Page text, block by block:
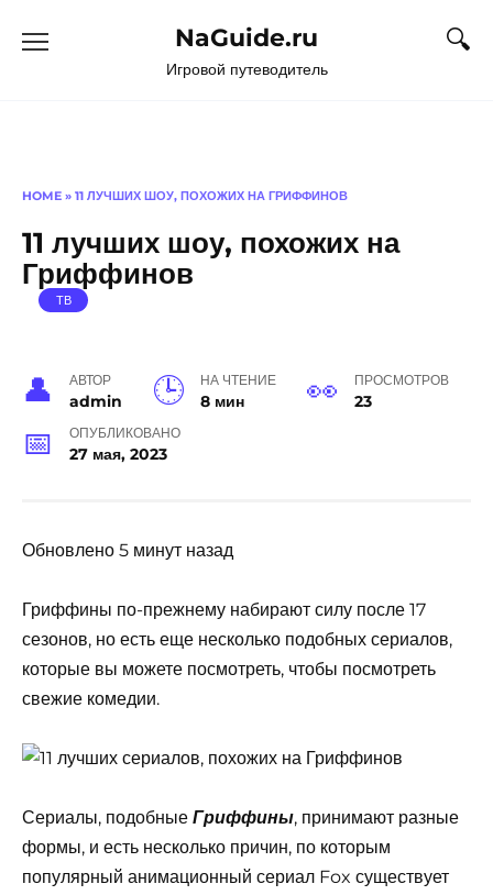
NaGuide.ru
Игровой путеводитель
HOME » 11 ЛУЧШИХ ШОУ, ПОХОЖИХ НА ГРИФФИНОВ
11 лучших шоу, похожих на
Гриффинов
ТВ
АВТОР
admin
НА ЧТЕНИЕ
8 мин
ПРОСМОТРОВ
23
ОПУБЛИКОВАНО
27 мая, 2023
Обновлено 5 минут назад
Гриффины по-прежнему набирают силу после 17
сезонов, но есть еще несколько подобных сериалов,
которые вы можете посмотреть, чтобы посмотреть
свежие комедии.
Сериалы, подобные Гриффины, принимают разные
формы, и есть несколько причин, по которым
популярный анимационный сериал Fox существует